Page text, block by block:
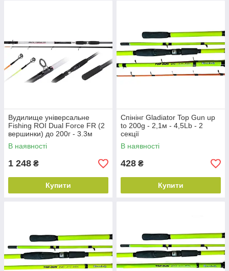
Вудилище універсальне
Fishing ROI Dual Force FR (2
вершинки) до 200г - 3.3м
В наявності
1 248 ₴
Купити
Спінінг Gladiator Top Gun up
to 200g - 2,1м - 4,5Lb - 2
секції
В наявності
428 ₴
Купити